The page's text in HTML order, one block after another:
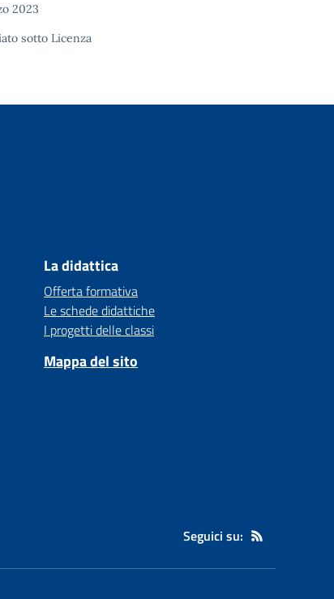
2023
sotto Licenza
La didattica
Offerta formativa
Le schede didattiche
I progetti delle classi
Mappa del sito
Seguici su: